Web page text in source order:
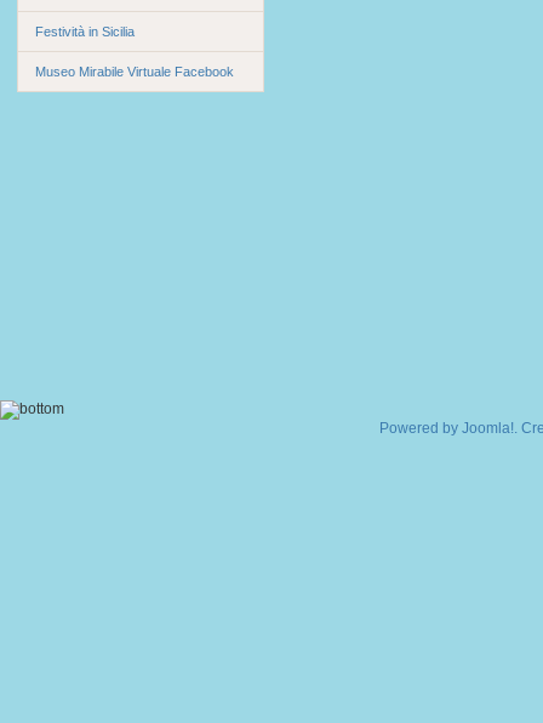
Festività in Sicilia
Museo Mirabile Virtuale Facebook
Powered by Joomla!.